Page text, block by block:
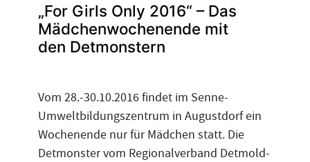
„For Girls Only 2016“ – Das
Mädchenwochenende mit
den Detmonstern
Vom 28.-30.10.2016 findet im Senne-
Umweltbildungszentrum in Augustdorf ein
Wochenende nur für Mädchen statt. Die
Detmonster vom Regionalverband Detmold-